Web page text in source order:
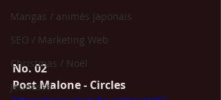
Mangas / animés japonais
SEO / Marketing Web
Christmas / Noël
Jeunesse
No. 02
Post Malone - Circles